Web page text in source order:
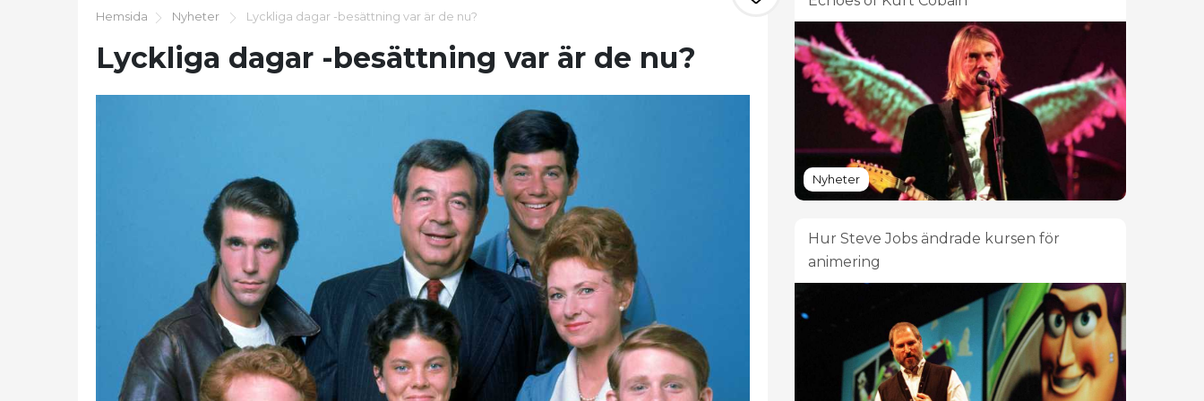
Hemsida Nyheter Lyckliga dagar -besättning var är de nu?
Lyckliga dagar -besättning var är de nu?
Nyheter
Hur Steve Jobs ändrade kursen för
animering